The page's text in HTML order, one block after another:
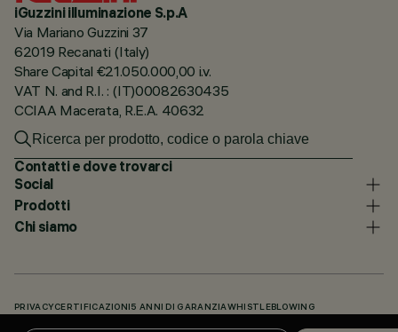
iGuzzini illuminazione S.p.A
Via Mariano Guzzini 37
62019 Recanati (Italy)
Share Capital €21.050.000,00 i.v.
VAT N. and R.I. : (IT)00082630435
CCIAA Macerata, R.E.A. 40632
Contatti e dove trovarci
Social
Prodotti
Chi siamo
PRIVACY CERTIFICAZIONI 5 ANNI DI GARANZIAWHISTLEBLOWING